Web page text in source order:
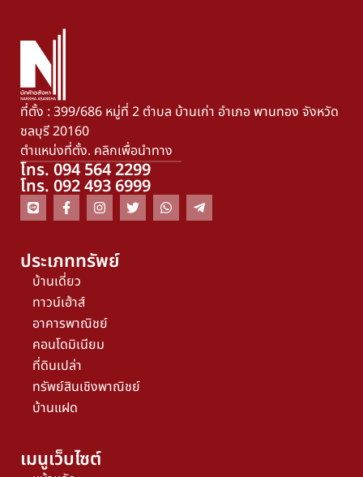
ที่ตั้ง : 399/686 หมู่ที่ 2 ตำบล บ้านเก่า อำเภอ พานทอง จังหวัด
ชลบุรี 20160
ตำแหน่งที่ตั้ง. คลิกเพื่อนำทาง
โทร. 094 564 2299
โทร. 092 493 6999
ประเภททรัพย์
บ้านเดี่ยว
ทาวน์เฮ้าส์
อาคารพาณิชย์
คอนโดมิเนียม
ที่ดินเปล่า
ทรัพย์สินเชิงพาณิชย์
บ้านแฝด
เมนูเว็บไซต์